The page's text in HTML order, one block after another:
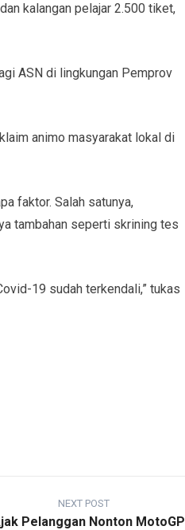
kalangan pelajar 2.500 tiket,
ASN di lingkungan Pemprov
animo masyarakat lokal di
faktor. Salah satunya,
tambahan seperti skrining tes
19 sudah terkendali,” tukas
NEXT POST
Pelanggan Nonton MotoGP